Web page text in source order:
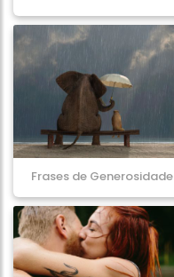
Frases de Generosidade